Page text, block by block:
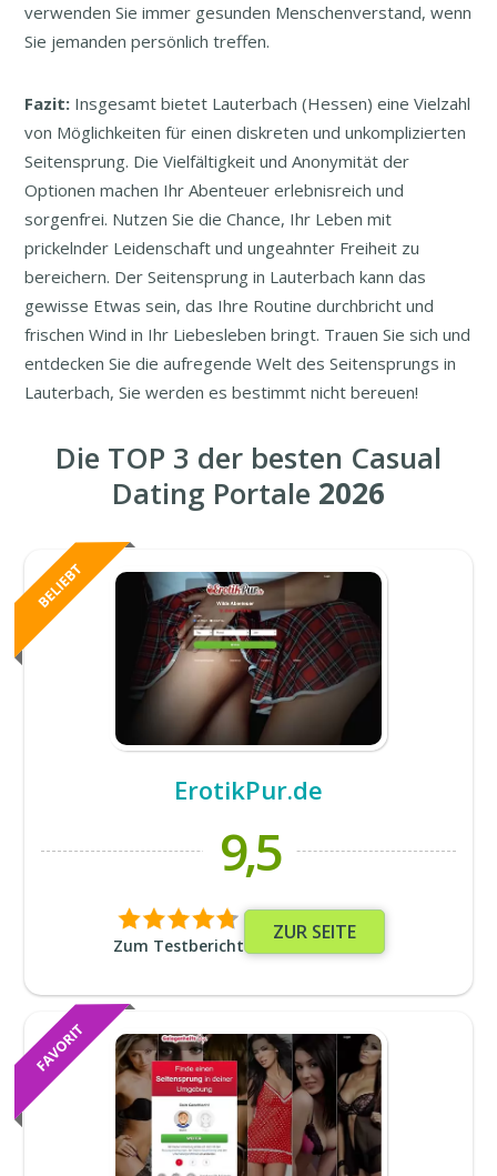
verwenden Sie immer gesunden Menschenverstand, wenn
Sie jemanden persönlich treffen.
Fazit: Insgesamt bietet Lauterbach (Hessen) eine Vielzahl
von Möglichkeiten für einen diskreten und unkomplizierten
Seitensprung. Die Vielfältigkeit und Anonymität der
Optionen machen Ihr Abenteuer erlebnisreich und
sorgenfrei. Nutzen Sie die Chance, Ihr Leben mit
prickelnder Leidenschaft und ungeahnter Freiheit zu
bereichern. Der Seitensprung in Lauterbach kann das
gewisse Etwas sein, das Ihre Routine durchbricht und
frischen Wind in Ihr Liebesleben bringt. Trauen Sie sich und
entdecken Sie die aufregende Welt des Seitensprungs in
Lauterbach, Sie werden es bestimmt nicht bereuen!
Die TOP 3 der besten Casual
Dating Portale 2026
ErotikPur.de
9,5
Zum Testbericht
ZUR SEITE